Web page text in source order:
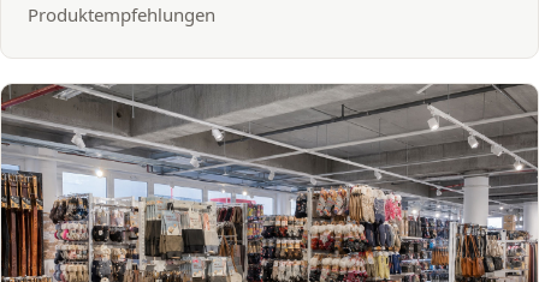
Produktempfehlungen